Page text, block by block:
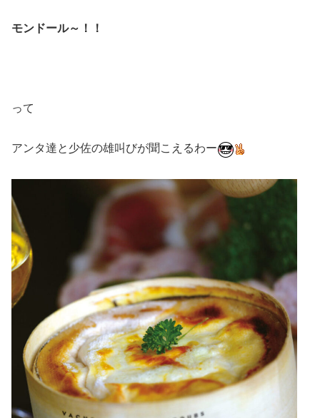
モンドール～！！
って
アンタ達と少佐の雄叫びが聞こえるわー